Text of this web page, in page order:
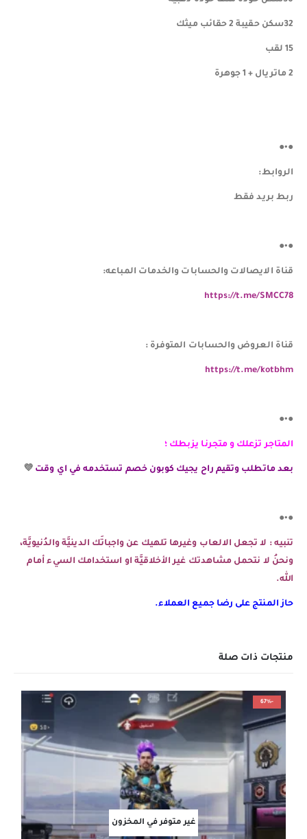
32سكن حقيبة 2 حقائب ميثك
15 لقب
2 ماتريال + 1 جوهرة
●•●
الروابط:
ربط بريد فقط
●•●
قناة الايصالات والحسابات والخدمات المباعه:
https://t.me/SMCC78
قناة العروض والحسابات المتوفرة :
https://t.me/kotbhm
●•●
المتاجر تزعلك و متجرنا يزبطك ؛
بعد ماتطلب وتقيم راح يجيك كوبون خصم تستخدمه في اي وقت 💜
●•●
تنبيه : لا تجعل الالعاب وغيرها تلهيك عن واجباتَك الدينيَّة والدُنيويَّة،
ونحنُ لا نتحمل مشاهدتك غير الأخلاقيَّة او استخدامك السيء أمام
الله.
حاز المنتج على رضا جميع العملاء.
منتجات ذات صلة
-67%
غير متوفر في المخزون